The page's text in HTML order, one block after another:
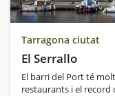
Tarragona ciutat
El Serrallo
El barri del Port té
restaurants i el record